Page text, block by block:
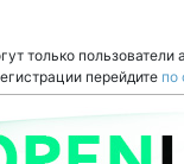
только
перейдите по